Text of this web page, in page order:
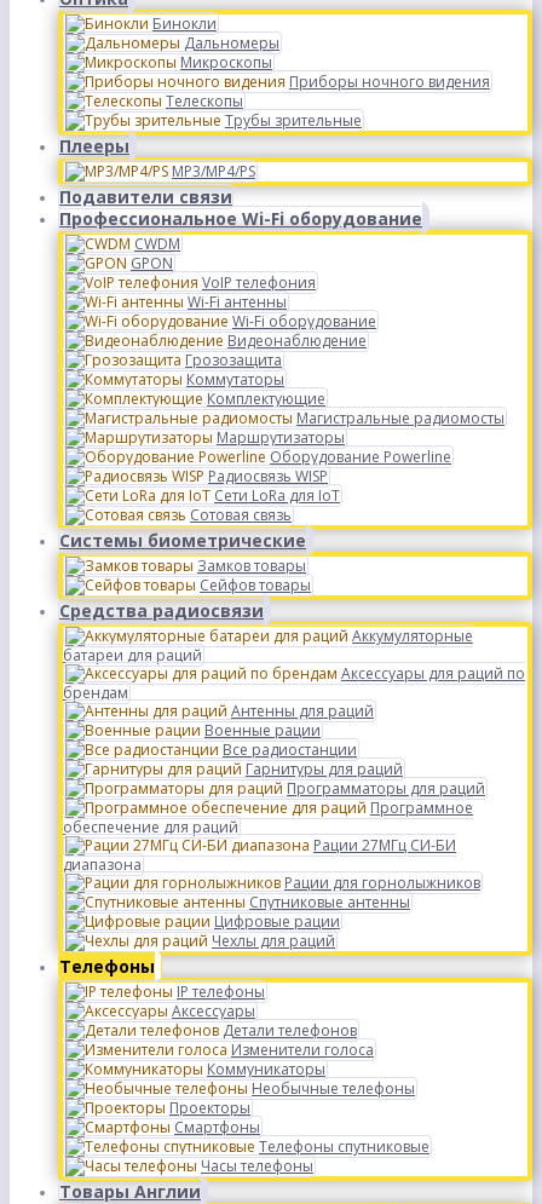
Бинокли
Дальномеры
Микроскопы
Приборы ночного видения
Телескопы
Трубы зрительные
Плееры
MP3/MP4/PS
Подавители связи
Профессиональное Wi-Fi оборудование
CWDM
GPON
VoIP телефония
Wi-Fi антенны
Wi-Fi оборудование
Видеонаблюдение
Грозозащита
Коммутаторы
Комплектующие
Магистральные радиомосты
Маршрутизаторы
Оборудование Powerline
Радиосвязь WISP
Сети LoRa для IoT
Сотовая связь
Системы биометрические
Замков товары
Сейфов товары
Средства радиосвязи
Аккумуляторные
батареи для раций
Аксессуары для раций по
брендам
Антенны для раций
Военные рации
Все радиостанции
Гарнитуры для раций
Программаторы для раций
Программное
обеспечение для раций
Рации 27МГц СИ-БИ
диапазона
Рации для горнолыжников
Спутниковые антенны
Цифровые рации
Чехлы для раций
Телефоны
IP телефоны
Аксессуары
Детали телефонов
Изменители голоса
Коммуникаторы
Необычные телефоны
Проекторы
Смартфоны
Телефоны спутниковые
Часы телефоны
Товары Англии